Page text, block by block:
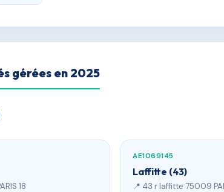
gérées en 2025
18
AE1069145
Laffitte (43)
📍 43 r laffitte 75009